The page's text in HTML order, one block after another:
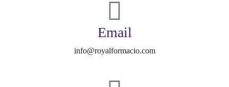
Email
info@royalformacio.com